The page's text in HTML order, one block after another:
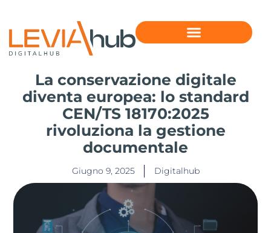
La conservazione digitale
diventa europea: lo standard
CEN/TS 18170:2025
rivoluziona la gestione
documentale
Giugno 9, 2025 Digitalhub